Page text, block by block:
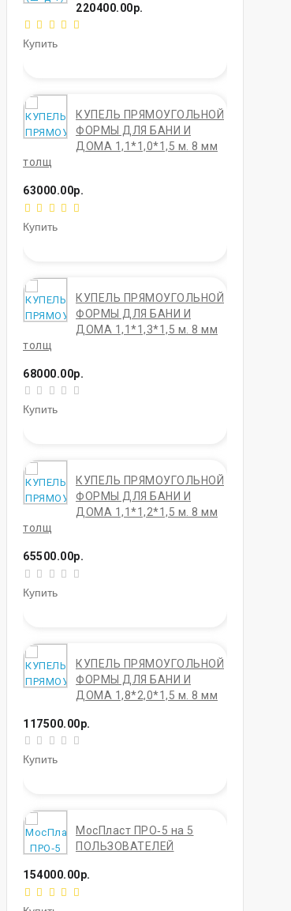
220400.00р.
Купить
КУПЕЛЬ ПРЯМОУГОЛЬНОЙ
ФОРМЫ ДЛЯ БАНИ И
ДОМА 1,1*1,0*1,5 м. 8 мм
толщ
63000.00р.
Купить
КУПЕЛЬ ПРЯМОУГОЛЬНОЙ
ФОРМЫ ДЛЯ БАНИ И
ДОМА 1,1*1,3*1,5 м. 8 мм
толщ
68000.00р.
Купить
КУПЕЛЬ ПРЯМОУГОЛЬНОЙ
ФОРМЫ ДЛЯ БАНИ И
ДОМА 1,1*1,2*1,5 м. 8 мм
толщ
65500.00р.
Купить
КУПЕЛЬ ПРЯМОУГОЛЬНОЙ
ФОРМЫ ДЛЯ БАНИ И
ДОМА 1,8*2,0*1,5 м. 8 мм
117500.00р.
Купить
МосПласт ПРО‑5 на 5
ПОЛЬЗОВАТЕЛЕЙ
154000.00р.